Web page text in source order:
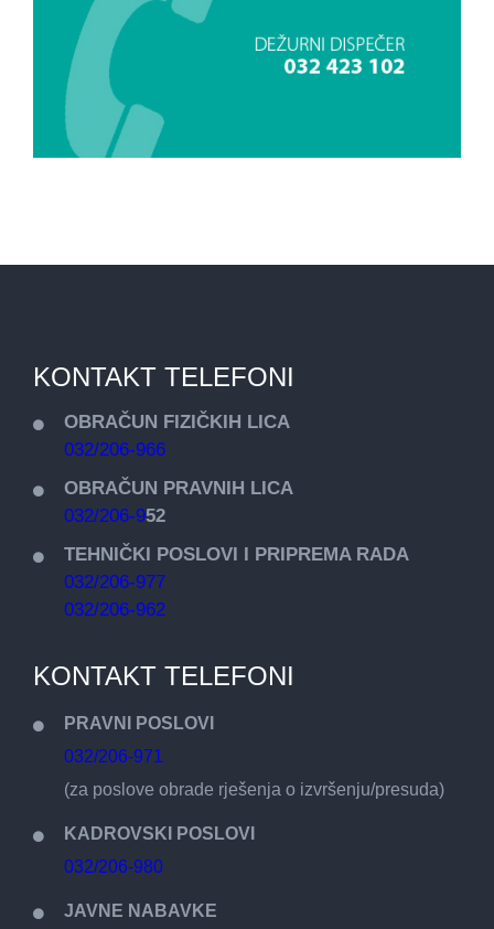
KONTAKT TELEFONI
OBRAČUN FIZIČKIH LICA
032/206-966
OBRAČUN PRAVNIH LICA
032/206-952
TEHNIČKI POSLOVI I PRIPREMA RADA
032/206-977
032/206-962
KONTAKT TELEFONI
PRAVNI POSLOVI
032/206-971
(za poslove obrade rješenja o izvršenju/presuda)
KADROVSKI POSLOVI
032/206-980
JAVNE NABAVKE